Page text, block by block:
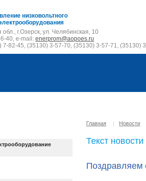
низковольтного
г.Озерск, ул. Челябинская, 10
40, e-mail: enerprom@aopoes.ru
7-82-45, (35130) 3-57-70, (35130) 3-57-71, (35130)
Главная | Новости
Текст новости
Поздравляем